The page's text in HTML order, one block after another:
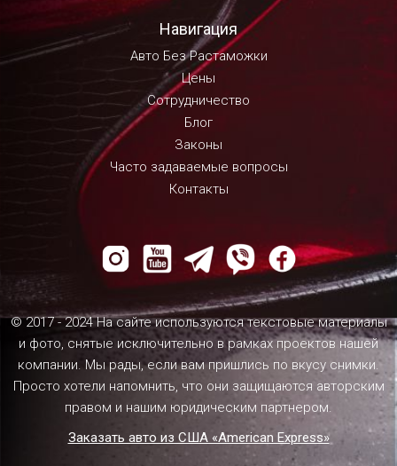
Навигация
Авто Без Растаможки
Цены
Сотрудничество
Блог
Законы
Часто задаваемые вопросы
Контакты
© 2017 - 2024 На сайте используются текстовые материалы
и фото, снятые исключительно в рамках проектов нашей
компании. Мы рады, если вам пришлись по вкусу снимки.
Просто хотели напомнить, что они защищаются авторским
правом и нашим юридическим партнером.
Заказать авто из США «American Express»